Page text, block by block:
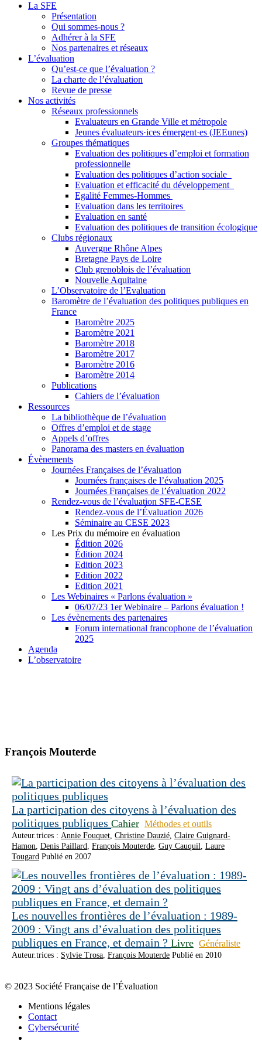
La SFE
Présentation
Qui sommes-nous ?
Adhérer à la SFE
Nos partenaires et réseaux
L’évaluation
Qu’est-ce que l’évaluation ?
La charte de l’évaluation
Revue de presse
Nos activités
Réseaux professionnels
Evaluateurs en Grande Ville et métropole
Jeunes évaluateurs·ices émergent·es (JEEunes)
Groupes thématiques
Evaluation des politiques d’emploi et formation
professionnelle
Evaluation des politiques d’action sociale
Evaluation et efficacité du développement
Egalité Femmes-Hommes
Evaluation dans les territoires
Evaluation en santé
Evaluation des politiques de transition écologique
Clubs régionaux
Auvergne Rhône Alpes
Bretagne Pays de Loire
Club grenoblois de l’évaluation
Nouvelle Aquitaine
L’Observatoire de l’Evaluation
Baromètre de l’évaluation des politiques publiques en
France
Baromètre 2025
Baromètre 2021
Baromètre 2018
Baromètre 2017
Baromètre 2016
Baromètre 2014
Publications
Cahiers de l’évaluation
Ressources
La bibliothèque de l’évaluation
Offres d’emploi et de stage
Appels d’offres
Panorama des masters en évaluation
Évènements
Journées Françaises de l’évaluation
Journées françaises de l’évaluation 2025
Journées Françaises de l’évaluation 2022
Rendez-vous de l’évaluation SFE-CESE
Rendez-vous de l’Évaluation 2026
Séminaire au CESE 2023
Les Prix du mémoire en évaluation
Édition 2026
Édition 2024
Edition 2023
Edition 2022
Edition 2021
Les Webinaires « Parlons évaluation »
06/07/23 1er Webinaire – Parlons évaluation !
Les évènements des partenaires
Forum international francophone de l’évaluation
2025
Agenda
L’observatoire
François Mouterde
La participation des citoyens à l’évaluation des
politiques publiques Cahier Méthodes et outils
Auteur.trices : Annie Fouquet, Christine Dauzié, Claire Guignard-
Hamon, Denis Paillard, François Mouterde, Guy Cauquil, Laure
Tougard Publié en 2007
Les nouvelles frontières de l’évaluation : 1989-
2009 : Vingt ans d’évaluation des politiques
publiques en France, et demain ? Livre Généraliste
Auteur.trices : Sylvie Trosa, François Mouterde Publié en 2010
© 2023 Société Française de l’Évaluation
Mentions légales
Contact
Cybersécurité